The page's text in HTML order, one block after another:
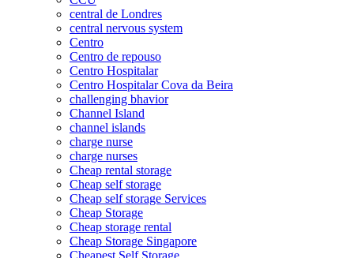
central de Londres
central nervous system
Centro
Centro de repouso
Centro Hospitalar
Centro Hospitalar Cova da Beira
challenging bhavior
Channel Island
channel islands
charge nurse
charge nurses
Cheap rental storage
Cheap self storage
Cheap self storage Services
Cheap Storage
Cheap storage rental
Cheap Storage Singapore
Cheapest Self Storage